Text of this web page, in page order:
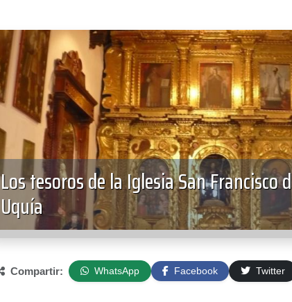
Los tesoros de la Iglesia San Francisco
Uquía
Compartir: WhatsApp Facebook Twitter